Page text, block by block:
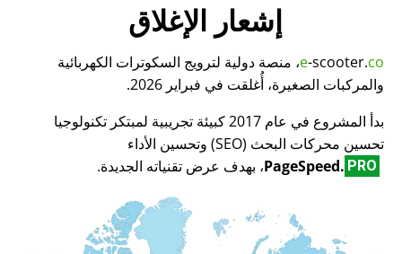
إشعار الإغلاق
e-scooter.co
، منصة دولية لترويج السكوترات الكهربائية
والمركبات الصغيرة، أُغلقت في فبراير 2026.
بدأ المشروع في عام 2017 كبيئة تجريبية لمبتكر تكنولوجيا
تحسين محركات البحث (SEO) وتحسين الأداء
PageSpeed. PRO ، بهدف عرض تقنياته الجديدة.